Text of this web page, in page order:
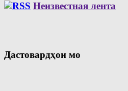
Неизвестная лента
Дастовардҳои мо